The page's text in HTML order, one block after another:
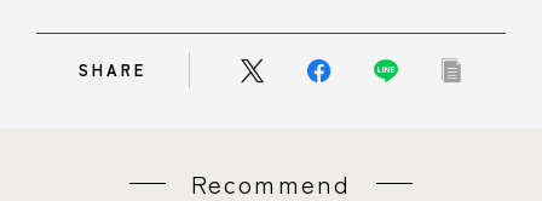
SHARE
Recommend